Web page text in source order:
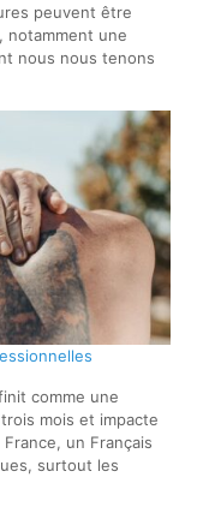
peuvent être
notamment une
nous nous tenons
comme une
mois et impacte
un Français
surtout les